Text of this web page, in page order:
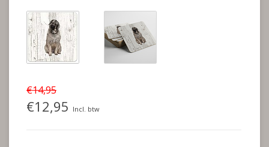
€14,95
€12,95 Incl. btw